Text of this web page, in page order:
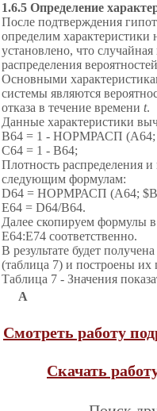
1.6.5 Определение
После подтверждения
определим
установлено, что
распределения
Основными
системы являются
отказа в течение времени t.
Данные характеристики
В64 = 1 - НОРМРАСП
С64 = 1 - В64;
Плотность распределения и
следующим формулам:
D64 = НОРМРАСП (А64;
E64 = D64/B64.
Далее скопируем формулы
E64:E74 соответственно.
В результате будет
(таблица 7) и построены их
Таблица 7 - Значения
А
Смотреть работу
Скачать